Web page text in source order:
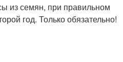
из семян, при правильном
год. Только обязательно!